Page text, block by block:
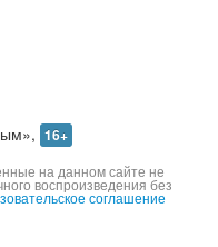
16+
на данном сайте не
воспроизведения без